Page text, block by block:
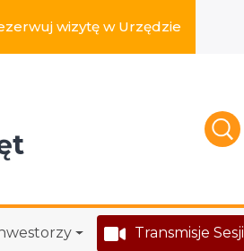
wizytę w Urzędzie
Transmisje Sesji
serwisie